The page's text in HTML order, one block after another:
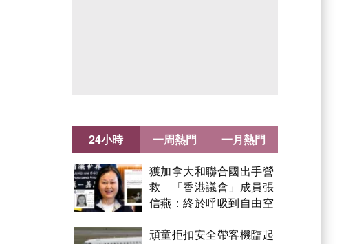
24小時
獲加拿大和聯合國出手營
救 「香港議會」成員張
信燕：終於呼吸到自由空
頑童拒扣安全帶客機臨起
一周熱門 一月熱門